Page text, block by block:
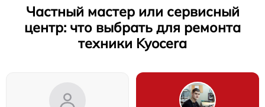
Частный мастер или сервисный
центр: что выбрать для ремонта
техники Kyocera